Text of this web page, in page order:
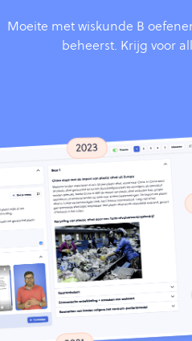
Moeite met wiskunde B
beheerst. Krijg voor